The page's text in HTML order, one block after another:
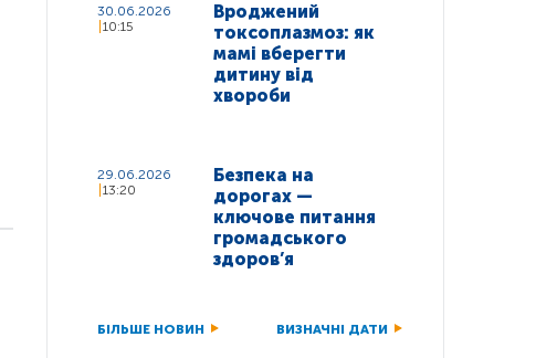
30.06.2026
10:15
Вроджений
токсоплазмоз: як
мамі вберегти
дитину від
хвороби
29.06.2026
13:20
Безпека на
дорогах —
ключове питання
громадського
здоров’я
БІЛЬШЕ НОВИН ВИЗНАЧНІ ДАТИ